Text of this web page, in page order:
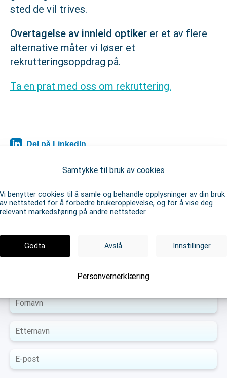
sted de vil trives.
Overtagelse av innleid optiker er et av flere
alternative måter vi løser et
rekrutteringsoppdrag på.
Ta en prat med oss om rekruttering.
Del på LinkedIn
Last ned Guide: Hvorfor
jobbe i Optoteam?
Samtykke til bruk av cookies
Vi benytter cookies til å samle og behandle opplysninger av din bruk
av nettstedet for å forbedre brukeropplevelse, og for å vise deg
relevant markedsføring på andre nettsteder.
Godta Avslå Innstillinger
Personvernerklæring